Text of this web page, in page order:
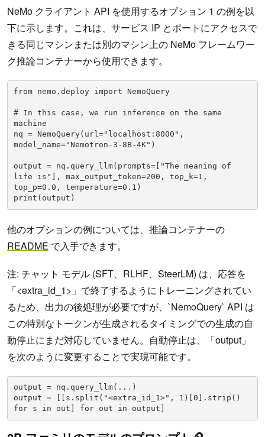
NeMo クライアント API を使用するオプション 1 の例を以
下に示します。これは、サービス IP とポートにアクセスで
きる同じマシンまたは別のマシン上の NeMo フレームワー
ク推論コンテナーから使用できます。
from nemo.deploy import NemoQuery
# In this case, we run inference on the same
machine
nq = NemoQuery(url="localhost:8000",
model_name="Nemotron-3-8B-4K")
output = nq.query_llm(prompts=["The meaning of
life is"], max_output_token=200, top_k=1,
top_p=0.0, temperature=0.1)
print(output)
他のオプションの例については、推論コンテナーの
README で入手できます。
注: チャット モデル (SFT、RLHF、SteerLM) は、応答を
「<extra_id_1>」で終了するようにトレーニングされてい
るため、出力の後処理が必要ですが、`NemoQuery` API は
この特別なトークンが生成されるタイミングでの生成の自
動停止にまだ対応していません。自動停止は、「output」
を次のように変更することで実現可能です。
output = nq.query_llm(...)
output = [[s.split("<extra_id_1>", 1)[0].strip()
for s in out] for out in output]